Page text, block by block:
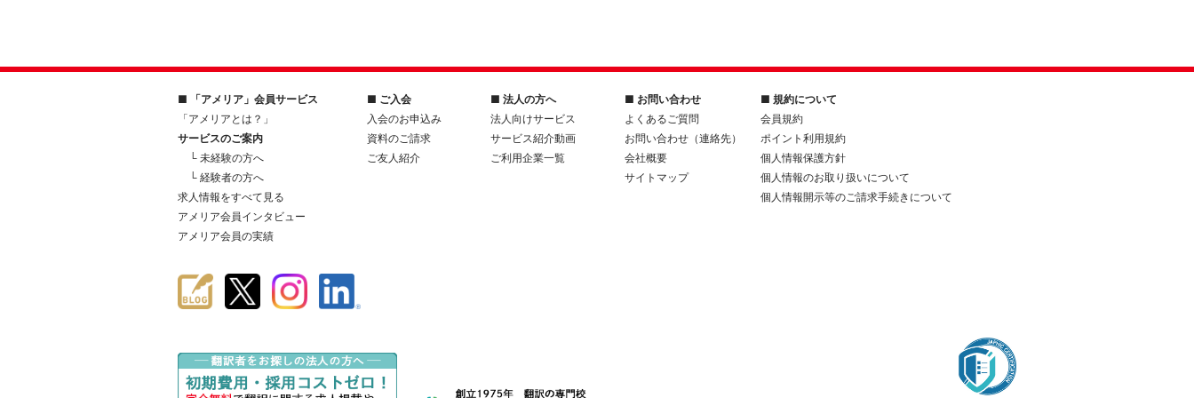
■ 「アメリア」会員サービス
「アメリアとは？」
サービスのご案内
└ 未経験の方へ
└ 経験者の方へ
求人情報をすべて見る
アメリア会員インタビュー
アメリア会員の実績
■ ご入会
入会のお申込み
資料のご請求
ご友人紹介
■ 法人の方へ
法人向けサービス
サービス紹介動画
ご利用企業一覧
■ お問い合わせ
よくあるご質問
お問い合わせ（連絡先）
会社概要
サイトマップ
■ 規約について
会員規約
ポイント利用規約
個人情報保護方針
個人情報のお取り扱いについて
個人情報開示等のご請求手続きについて